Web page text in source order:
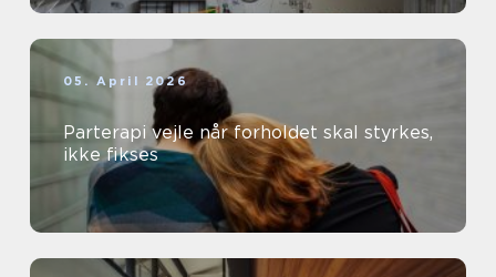
05. April 2026
Parterapi vejle når forholdet skal styrkes,
ikke fikses